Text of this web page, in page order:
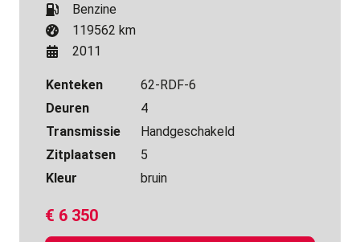
Benzine
119562 km
2011
Kenteken
62-RDF-6
Deuren
4
Transmissie
Handgeschakeld
Zitplaatsen
5
Kleur
bruin
€ 6 350